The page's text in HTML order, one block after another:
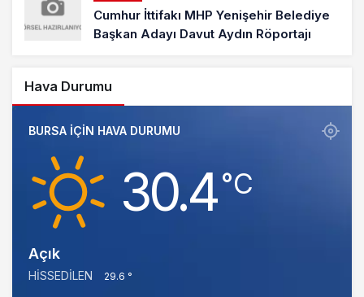
Cumhur İttifakı MHP Yenişehir Belediye
Başkan Adayı Davut Aydın Röportajı
Hava Durumu
BURSA IÇIN HAVA DURUMU
30.4‎°C
Açık
HISSEDILEN 29.6 °